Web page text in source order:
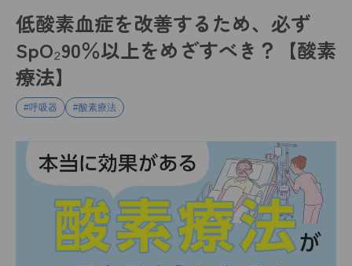
低酸素血症を改善するため、必ず
SpO₂90％以上をめざすべき？【酸素
療法】
#呼吸器 #酸素療法